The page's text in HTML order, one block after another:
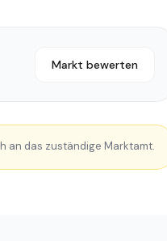
Markt bewerten
an das zuständige Marktamt.